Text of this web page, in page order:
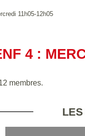
11h05-12h05
4 :
membres.